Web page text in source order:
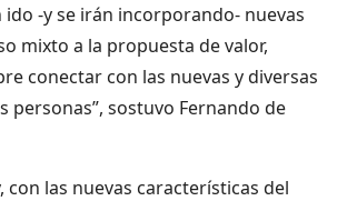
ido -y se irán incorporando- nuevas
mixto a la propuesta de valor,
conectar con las nuevas y diversas
personas”, sostuvo Fernando de
con las nuevas características del